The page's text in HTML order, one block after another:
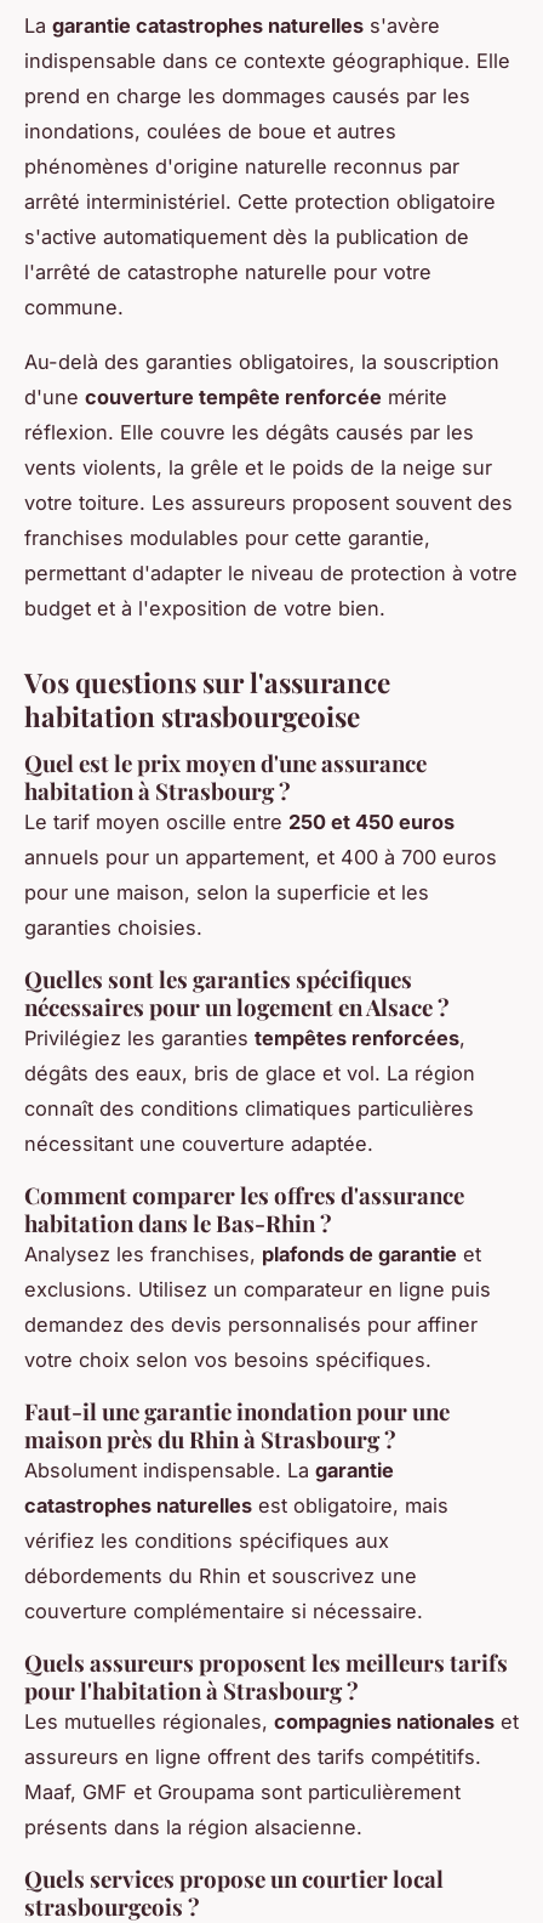
La garantie catastrophes naturelles s'avère
indispensable dans ce contexte géographique. Elle
prend en charge les dommages causés par les
inondations, coulées de boue et autres
phénomènes d'origine naturelle reconnus par
arrêté interministériel. Cette protection obligatoire
s'active automatiquement dès la publication de
l'arrêté de catastrophe naturelle pour votre
commune.
Au-delà des garanties obligatoires, la souscription
d'une couverture tempête renforcée mérite
réflexion. Elle couvre les dégâts causés par les
vents violents, la grêle et le poids de la neige sur
votre toiture. Les assureurs proposent souvent des
franchises modulables pour cette garantie,
permettant d'adapter le niveau de protection à votre
budget et à l'exposition de votre bien.
Vos questions sur l'assurance
habitation strasbourgeoise
Quel est le prix moyen d'une assurance
habitation à Strasbourg ?
Le tarif moyen oscille entre 250 et 450 euros
annuels pour un appartement, et 400 à 700 euros
pour une maison, selon la superficie et les
garanties choisies.
Quelles sont les garanties spécifiques
nécessaires pour un logement en Alsace ?
Privilégiez les garanties tempêtes renforcées,
dégâts des eaux, bris de glace et vol. La région
connaît des conditions climatiques particulières
nécessitant une couverture adaptée.
Comment comparer les offres d'assurance
habitation dans le Bas-Rhin ?
Analysez les franchises, plafonds de garantie et
exclusions. Utilisez un comparateur en ligne puis
demandez des devis personnalisés pour affiner
votre choix selon vos besoins spécifiques.
Faut-il une garantie inondation pour une
maison près du Rhin à Strasbourg ?
Absolument indispensable. La garantie
catastrophes naturelles est obligatoire, mais
vérifiez les conditions spécifiques aux
débordements du Rhin et souscrivez une
couverture complémentaire si nécessaire.
Quels assureurs proposent les meilleurs tarifs
pour l'habitation à Strasbourg ?
Les mutuelles régionales, compagnies nationales et
assureurs en ligne offrent des tarifs compétitifs.
Maaf, GMF et Groupama sont particulièrement
présents dans la région alsacienne.
Quels services propose un courtier local
strasbourgeois ?